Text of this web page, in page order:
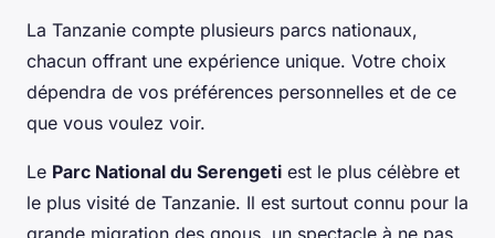
La Tanzanie compte plusieurs parcs nationaux,
chacun offrant une expérience unique. Votre choix
dépendra de vos préférences personnelles et de ce
que vous voulez voir.
Le Parc National du Serengeti est le plus célèbre et
le plus visité de Tanzanie. Il est surtout connu pour la